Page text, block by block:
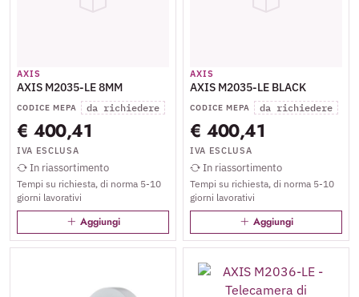
AXIS
AXIS M2035-LE 8MM
CODICE MEPA da richiedere
€ 400,41
IVA ESCLUSA
In riassortimento
Tempi su richiesta, di norma 5-10
giorni lavorativi
Aggiungi
AXIS
AXIS M2035-LE BLACK
CODICE MEPA da richiedere
€ 400,41
IVA ESCLUSA
In riassortimento
Tempi su richiesta, di norma 5-10
giorni lavorativi
Aggiungi